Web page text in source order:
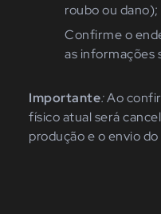
roubo ou dano);
Confirme o
as informações
Importante:Ao
físico atual será
produção e o envio